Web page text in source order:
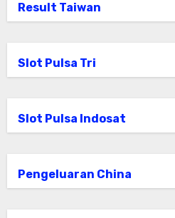
Result Taiwan
Slot Pulsa Tri
Slot Pulsa Indosat
Pengeluaran China